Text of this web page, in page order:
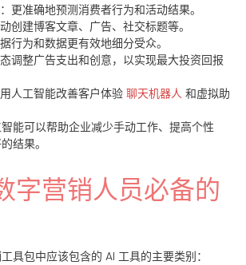
：更准确地预测消费者行为和活动结果。
创建博客文章、广告、社交标题等。
行为和数据更有效地细分受众。
调整广告支出和创意，以实现最大投资回报
人工智能改善客户体验 聊天机器人 和虚拟助
能可以帮助企业减少手动工作、提高个性
结果。
字营销人员必备的
具包中应该包含的 AI 工具的主要类别：